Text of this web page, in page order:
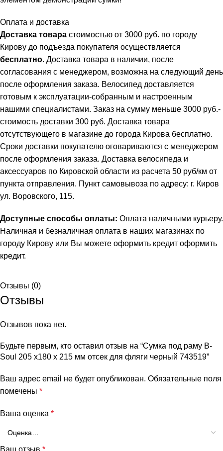
Оплата и доставка
Доставка товара стоимостью от 3000 руб. по городу
Кирову до подъезда покупателя осуществляется
бесплатно. Доставка товара в наличии, после
согласования с менеджером, возможна на следующий день
после оформления заказа. Велосипед доставляется
готовым к эксплуатации-собранным и настроенным
нашими специалистами. Заказ на сумму меньше 3000 руб.-
стоимость доставки 300 руб. Доставка товара
отсутствующего в магазине до города Кирова бесплатно.
Сроки доставки покупателю оговариваются с менеджером
после оформления заказа. Доставка велосипеда и
аксессуаров по Кировской области из расчета 50 руб/км от
пункта отправления. Пункт самовывоза по адресу: г. Киров
ул. Воровского, 115.
Доступные способы оплаты: Оплата наличными курьеру.
Наличная и безналичная оплата в наших магазинах по
городу Кирову или Вы можете оформить кредит оформить
кредит.
Отзывы (0)
Отзывы
Отзывов пока нет.
Будьте первым, кто оставил отзыв на “Сумка под раму B-
Soul 205 х180 х 215 мм отсек для фляги черный 743519”
Ваш адрес email не будет опубликован. Обязательные поля
помечены *
Ваша оценка *